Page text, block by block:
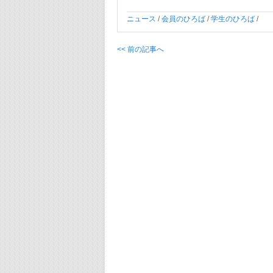
ニュース /会員のひろば /学生のひろば /
<< 前の記事へ